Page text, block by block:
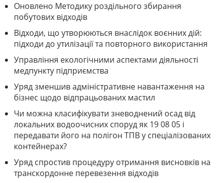
Оновлено Методику роздільного збирання
побутових відходів
Відходи, що утворюються внаслідок воєнних дій:
підходи до утилізації та повторного використання
Управління екологічними аспектами діяльності
медпункту підприємства
Уряд зменшив адміністративне навантаження на
бізнес щодо відпрацьованих мастил
Чи можна класифікувати зневоднений осад від
локальних водоочисних споруд як 19 08 05 і
передавати його на полігон ТПВ у спеціалізованих
контейнерах?
Уряд спростив процедуру отримання висновків на
транскордонне перевезення відходів